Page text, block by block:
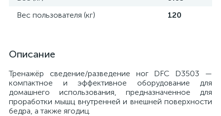
Вес пользователя (кг)
120
Описание
Тренажёр сведение/разведение ног DFC D3503 —
компактное и эффективное оборудование для
домашнего использования, предназначенное для
проработки мышц внутренней и внешней поверхности
бедра, а также ягодиц.